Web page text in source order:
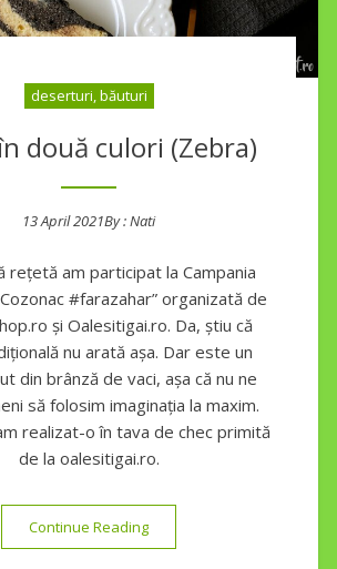
deserturi, băuturi
două culori (Zebra)
13 April 2021By :Nati
rețetă am participat la Campania
#farazahar” organizată de
și Oalesitigai.ro. Da, știu că
nu arată așa. Dar este un
din brânză de vaci, așa că nu ne
să folosim imaginația la maxim.
realizat-o în tava de chec primită
de la oalesitigai.ro.
Continue Reading“Pască în două culori